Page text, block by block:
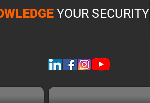
YOUR SECURITY